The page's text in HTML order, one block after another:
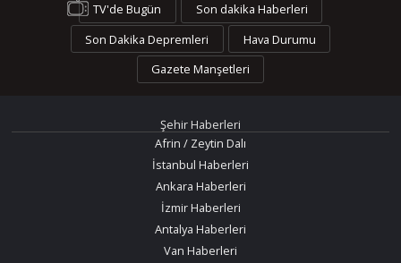
TV'de Bugün
Son dakika Haberleri
Son Dakika Depremleri
Hava Durumu
Gazete Manşetleri
Şehir Haberleri
Afrin / Zeytin Dalı
İstanbul Haberleri
Ankara Haberleri
İzmir Haberleri
Antalya Haberleri
Van Haberleri